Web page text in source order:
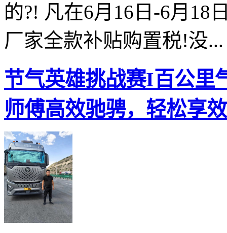
的?! 凡在6月16日-6月18
厂家全款补贴购置税!没...
节气英雄挑战赛I百公里
师傅高效驰骋，轻松享